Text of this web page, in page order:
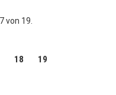
von 19.
18 19